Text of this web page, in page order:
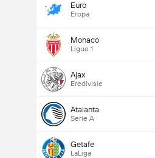
Euro
Eropa
Monaco
Ligue 1
Ajax
Eredivisie
Atalanta
Serie A
Getafe
LaLiga